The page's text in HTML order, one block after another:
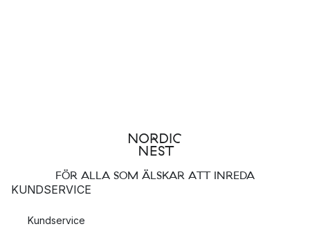
Populära kategorier från Carolina Gynning
kaffekoppar
FÖR ALLA SOM ÄLSKAR ATT INREDA
KUNDSERVICE
Kundservice